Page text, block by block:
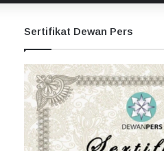
Sertifikat Dewan Pers